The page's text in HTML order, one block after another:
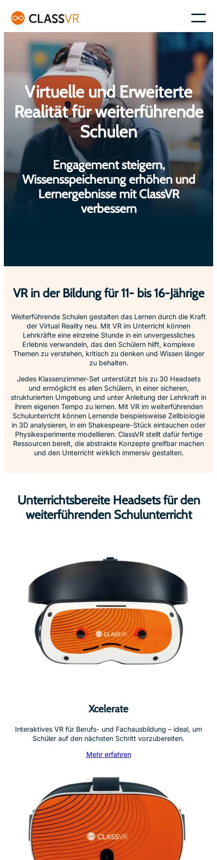
content
Virtuelle und Erweiterte
Realität für weiterführende
Schulen
Engagement steigern,
Wissensspeicherung erhöhen und
Lernergebnisse mit ClassVR
verbessern
VR in der Bildung für 11- bis 16-Jährige
Weiterführende Schulen gestalten das Lernen durch die Kraft
der Virtual Reality neu. Mit VR im Unterricht können
Lehrkräfte eine einzelne Stunde in ein unvergessliches
Erlebnis verwandeln, das den Schülern hilft, komplexe
Themen zu verstehen, kritisch zu denken und Wissen länger
zu behalten.
Jedes Klassenzimmer-Set unterstützt bis zu 30 Headsets
und ermöglicht es allen Schülern, in einer sicheren,
strukturierten Umgebung und unter Anleitung der Lehrkraft in
ihrem eigenen Tempo zu lernen. Mit VR im weiterführenden
Schulunterricht können Lernende beispielsweise Zellbiologie
in 3D analysieren, in ein Shakespeare-Stück eintauchen oder
Physikexperimente modellieren. ClassVR stellt dafür fertige
Ressourcen bereit, die abstrakte Konzepte greifbar machen
und den Unterricht wirklich immersiv gestalten.
Unterrichtsbereite Headsets für den
weiterführenden Schulunterricht
Xcelerate
Interaktives VR für Berufs- und Fachausbildung – ideal, um
Schüler auf den nächsten Schritt vorzubereiten.
Mehr erfahren